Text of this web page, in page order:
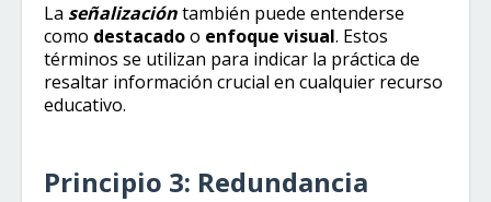
La señalizacióntambién puede entenderse
como destacadoo enfoque visual. Estos
términos se utilizan para indicar la práctica de
resaltar información crucial en cualquier recurso
educativo.
Principio 3: Redundancia